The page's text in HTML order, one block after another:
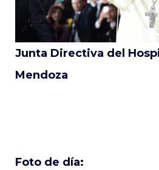
Junta Directiva del
Mendoza
Foto de día: